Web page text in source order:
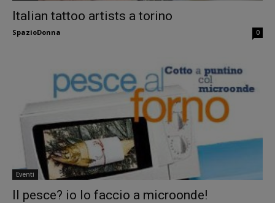
Italian tattoo artists a torino
SpazioDonna 0
Eventi
Il pesce? io lo faccio a microonde!